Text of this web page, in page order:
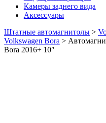
Камеры заднего вида
Аксессуары
Штатные автомагнитолы >
Volkswagen Bora >
Bora 2016+ 10″